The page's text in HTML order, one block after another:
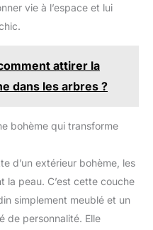
satisfaction
vie à l’espace et lui
attirer la
dans les arbres ?
bohème qui transforme
d’un extérieur bohème, les
la peau. C’est cette couche
simplement meublé et un
de personnalité. Elle